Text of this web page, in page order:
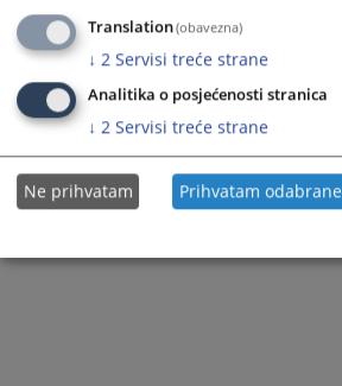
Translation(obavezna)
↓ 2 Servisi treće strane
Analitika o posjećenosti stranica
↓ 2 Servisi treće strane
Ne prihvatam Prihvatam odabrane